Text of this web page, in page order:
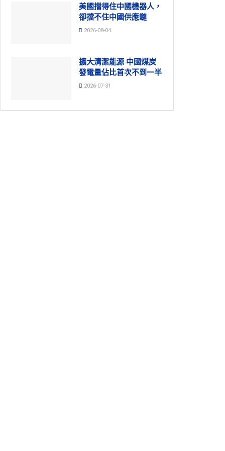
美國擋得住中國機器人，
卻擋不住中國供應鏈
2026-08-04
擴大清潔能源 中國煤炭
發電量佔比首次不到一半
2026-07-31